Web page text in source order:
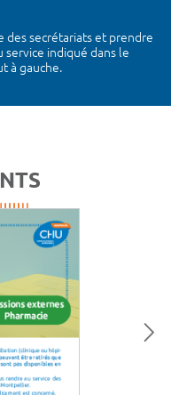
des secrétariats et prendre
service indiqué dans le
à gauche.